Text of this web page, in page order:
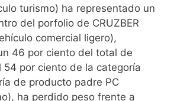
turismo) ha representado un
del porfolio de CRUZBER
comercial ligero),
46 por ciento del total de
por ciento de la categoría
de producto padre PC
ha perdido peso frente a